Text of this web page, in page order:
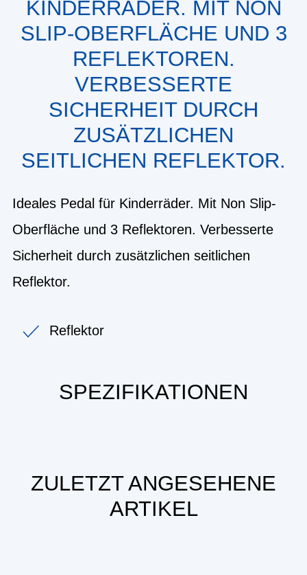
KINDERRÄDER. MIT NON
SLIP-OBERFLÄCHE UND 3
REFLEKTOREN.
VERBESSERTE
SICHERHEIT DURCH
ZUSÄTZLICHEN
SEITLICHEN REFLEKTOR.
Ideales Pedal für Kinderräder. Mit Non Slip-
Oberfläche und 3 Reflektoren. Verbesserte
Sicherheit durch zusätzlichen seitlichen
Reflektor.
Reflektor
SPEZIFIKATIONEN
ZULETZT ANGESEHENE
ARTIKEL